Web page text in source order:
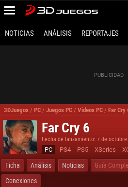
NOTICIAS ANÁLISIS REPORTAJES
3DJuegos / PC / Juegos PC / Videos PC / Far Cry
Far Cry 6
Fecha de lanzamiento: 7 de octubre
PC PS4 PS5 XSeries
Ficha Análisis Noticias Guía
Conexiones